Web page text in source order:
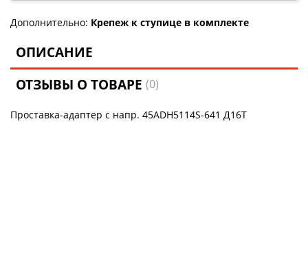
Дополнительно: Крепеж к ступице в комплекте
ОПИСАНИЕ
ОТЗЫВЫ О ТОВАРЕ(0)
Проставка-адаптер с напр. 45ADH5114S-641 Д16Т